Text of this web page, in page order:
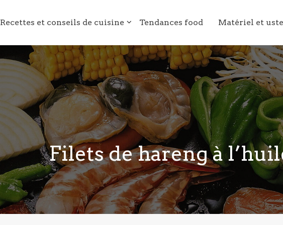
Recettes et conseils de cuisine Tendances food Matériel et
Filets de hareng à